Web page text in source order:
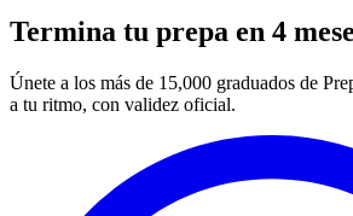
Termina tu prepa en 4
Únete a los más de 15,000 graduados de
a tu ritmo, con validez oficial.